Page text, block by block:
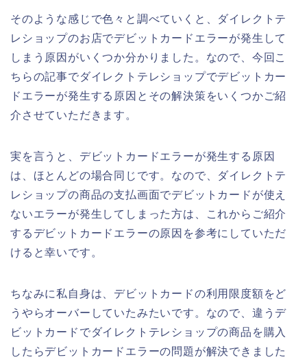
そのような感じで色々と調べていくと、ダイレクトテ
レショップのお店でデビットカードエラーが発生して
しまう原因がいくつか分かりました。なので、今回こ
ちらの記事でダイレクトテレショップでデビットカー
ドエラーが発生する原因とその解決策をいくつかご紹
介させていただきます。
実を言うと、デビットカードエラーが発生する原因
は、ほとんどの場合同じです。なので、ダイレクトテ
レショップの商品の支払画面でデビットカードが使え
ないエラーが発生してしまった方は、これからご紹介
するデビットカードエラーの原因を参考にしていただ
けると幸いです。
ちなみに私自身は、デビットカードの利用限度額をど
うやらオーバーしていたみたいです。なので、違うデ
ビットカードでダイレクトテレショップの商品を購入
したらデビットカードエラーの問題が解決できました